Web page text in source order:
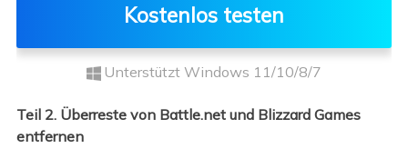
Kostenlos testen
Unterstützt Windows 11/10/8/7
Teil 2. Überreste von Battle.net und Blizzard Games
entfernen